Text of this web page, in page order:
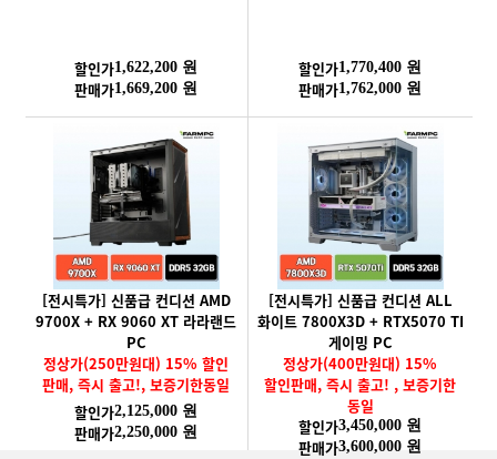
할인가1,622,200 원
판매가1,669,200 원
할인가1,770,400 원
판매가1,762,000 원
[전시특가] 신품급 컨디션 AMD
9700X + RX 9060 XT 라라랜드
PC
정상가(250만원대) 15% 할인
판매, 즉시 출고!, 보증기한동일
할인가2,125,000 원
판매가2,250,000 원
[전시특가] 신품급 컨디션 ALL
화이트 7800X3D + RTX5070 TI
게이밍 PC
정상가(400만원대) 15%
할인판매, 즉시 출고! , 보증기한
동일
할인가3,450,000 원
판매가3,600,000 원